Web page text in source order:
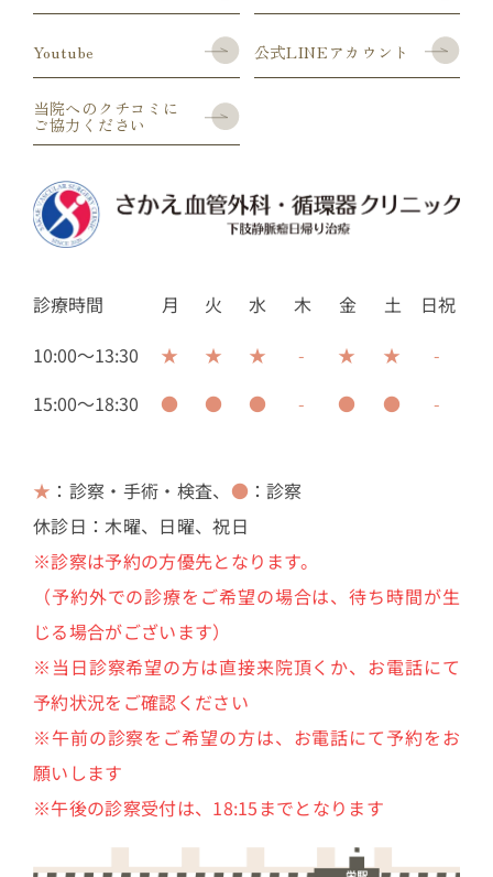
Youtube 公式LINEアカウント
当院へのクチコミに
ご協力ください
診療時間 月 火 水 木 金 土
日祝
10:00～13:30
★ ★ ★ - ★ ★
-
15:00～18:30
● ● ● - ● ● -
★ ：診察・手術・検査、 ● ：診察
休診日：木曜、日曜、祝日
※診察は予約の方優先となります。
（予約外での診療をご希望の場合は、待ち時間が生
じる場合がございます）
※当日診察希望の方は直接来院頂くか、お電話にて
予約状況をご確認ください
※午前の診察をご希望の方は、お電話にて予約をお
願いします
※午後の診察受付は、18:15までとなります